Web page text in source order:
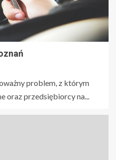
problem, z którym
oraz przedsiębiorcy na...